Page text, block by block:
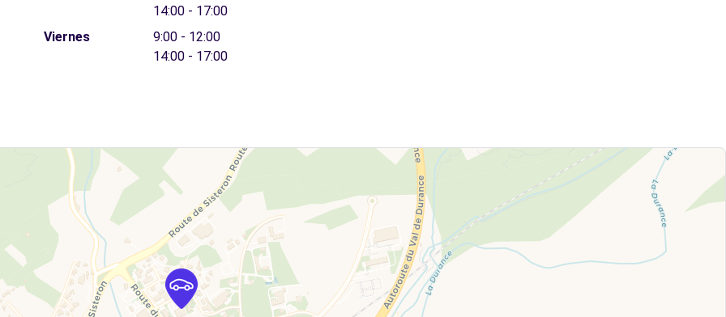
14:00 - 17:00
Viernes
9:00 - 12:00
14:00 - 17:00